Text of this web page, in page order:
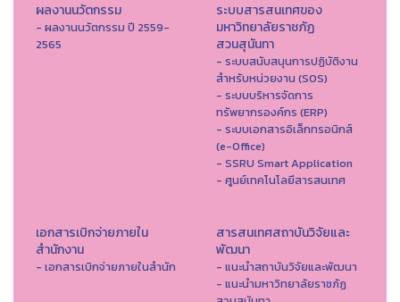
ผลงานนวัตกรรม
- ผลงานนวัตกรรม ปี 2559-
2565
ระบบสารสนเทศของ
มหาวิทยาลัยราชภัฏ
สวนสุนันทา
- ระบบสนับสนุนการปฏิบัติงาน
สำหรับหน่วยงาน (SOS)
- ระบบบริหารจัดการ
ทรัพยากรองค์กร (ERP)
- ระบบเอกสารอิเล็กทรอนิกส์
(e-Office)
- SSRU Smart Application
- ศูนย์เทคโนโลยีสารสนเทศ
เอกสารเบิกจ่ายภายใน
สำนักงาน
- เอกสารเบิกจ่ายภายในสำนัก
สารสนเทศสถาบันวิจัยและ
พัฒนา
- แนะนำสถาบันวิจัยและพัฒนา
- แนะนำมหาวิทยาลัยราชภัฏ